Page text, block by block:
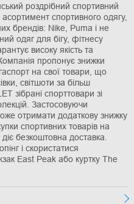
роздрібний спортивний
спортивного одягу,
брендів: Nike, Puma і не
одяг для бігу, фітнесу
високу якість та
пропонує знижки
на свої товари, що
світшоти за більш
зібрані спорттовари зі
Застосовуючи
отримати додаткову знижку
спортивних товарів на
безкоштовна доставка.
і скористатися
East Peak або куртку The